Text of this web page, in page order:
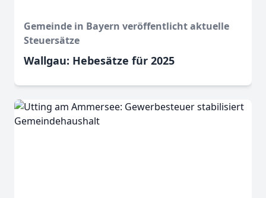
Gemeinde in Bayern veröffentlicht aktuelle
Steuersätze
Wallgau: Hebesätze für 2025